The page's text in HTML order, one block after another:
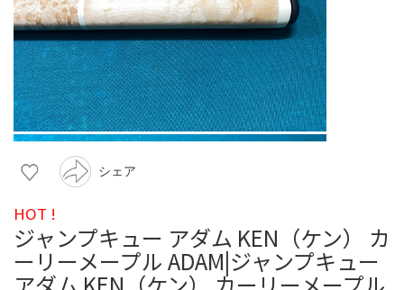
シェア
HOT !
ジャンプキュー アダム KEN（ケン） カ
ーリーメープル ADAM|ジャンプキュー